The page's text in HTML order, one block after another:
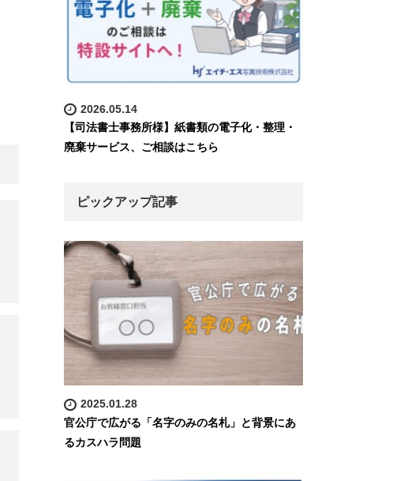
2026.05.14
【司法書士事務所様】紙書類の電子化・整理・
廃棄サービス、ご相談はこちら
ピックアップ記事
2025.01.28
官公庁で広がる「名字のみの名札」と背景にあ
るカスハラ問題